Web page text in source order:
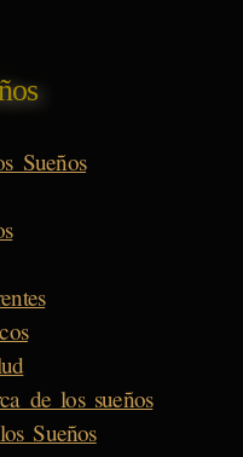
Sueños
de los sueños
Sueños